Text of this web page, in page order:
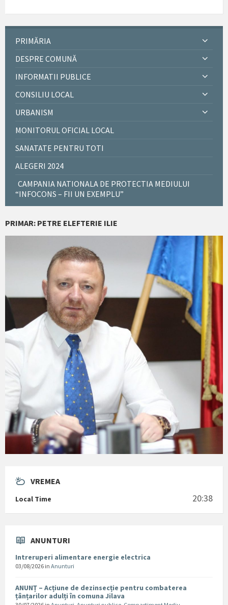
PRIMĂRIA
DESPRE COMUNĂ
INFORMATII PUBLICE
CONSILIU LOCAL
URBANISM
MONITORUL OFICIAL LOCAL
SANATATE PENTRU TOTI
ALEGERI 2024
CAMPANIA NATIONALA DE PROTECTIA MEDIULUI
“INFOCONS – FII UN EXEMPLU”
PRIMAR: PETRE ELEFTERIE ILIE
VREMEA
Local Time 20:38
ANUNTURI
Intreruperi alimentare energie electrica
03/08/2026 in Anunturi
ANUNȚ – Acțiune de dezinsecție pentru combaterea
țânțarilor adulți în comuna Jilava